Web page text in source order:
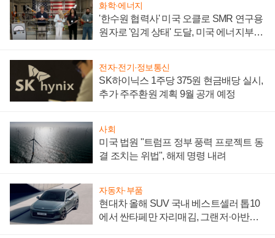
화학·에너지
'한수원 협력사' 미국 오클로 SMR 연구용
원자로 '임계 상태' 도달, 미국 에너지부
전자·전기·정보통신
SK하이닉스 1주당 375원 현금배당 실시,
추가 주주환원 계획 9월 공개 예정
사회
미국 법원 "트럼프 정부 풍력 프로젝트 동
결 조치는 위법", 해제 명령 내려
자동차·부품
현대차 올해 SUV 국내 베스트셀러 톱10
에서 싼타페만 자리매김, 그랜저·아반떼